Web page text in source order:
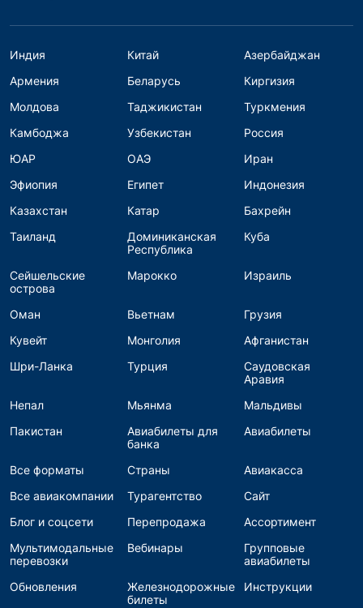
Индия Китай
Азербайджан
Армения
Беларусь
Киргизия
Молдова
Таджикистан
Туркмения
Камбоджа
Узбекистан
Россия
ЮАР
ОАЭ
Иран
Эфиопия
Египет
Индонезия
Казахстан
Катар
Бахрейн
Таиланд
Доминиканская
Республика
Куба
Сейшельские
острова
Марокко Израиль
Оман Вьетнам
Грузия
Кувейт
Монголия
Афганистан
Шри-Ланка
Турция
Саудовская
Аравия
Непал
Мьянма
Мальдивы
Пакистан
Авиабилеты для
банка
Авиабилеты
Все форматы Страны
Авиакасса
Все авиакомпании
Турагентство
Сайт
Блог и соцсети
Перепродажа
Ассортимент
Мультимодальные
перевозки
Вебинары
Групповые
авиабилеты
Обновления
Железнодорожные
билеты
Инструкции